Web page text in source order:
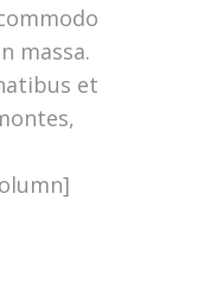
massa.
et